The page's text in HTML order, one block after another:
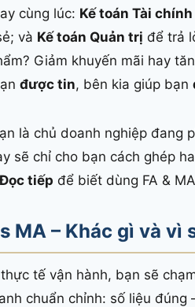
cùng lúc: Kế toán Tài chính
và Kế toán Quản trị để trả
Giảm khuyến mãi hay
được tin, bên kia giúp bạn
là chủ doanh nghiệp
sẽ chỉ cho bạn cách ghép
Đọc tiếp để biết dùng FA &
MA – Khác gì và vì
tế vận hành, bạn sẽ
chuẩn chỉnh: số liệu